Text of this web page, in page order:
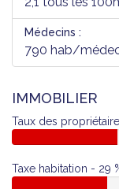
Médecins :
790 hab/
IMMOBILIER
Taux des
Taxe habitation - 29